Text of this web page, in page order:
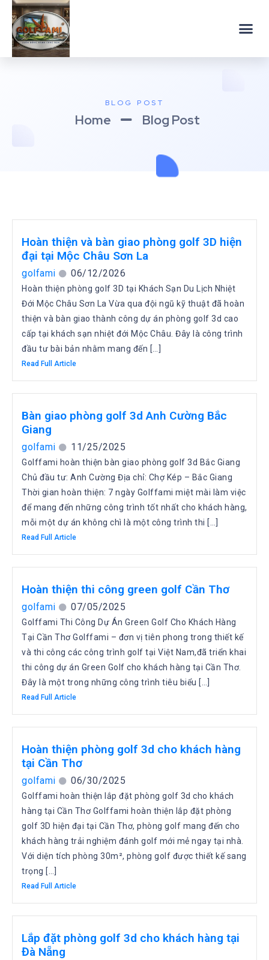
BLOG POST
Home Blog Post
Hoàn thiện và bàn giao phòng golf 3D hiện
đại tại Mộc Châu Sơn La
golfami 06/12/2026
Hoàn thiện phòng golf 3D tại Khách Sạn Du Lịch Nhiệt
Đới Mộc Châu Sơn La Vừa qua đội ngũ kỹ thuật đã hoàn
thiện và bàn giao thành công dự án phòng golf 3d cao
cấp tại khách sạn nhiệt đới Mộc Châu. Đây là công trình
đầu tư bài bản nhằm mang đến […]
Read Full Article
Bàn giao phòng golf 3d Anh Cường Bắc
Giang
golfami 11/25/2025
Golffami hoàn thiện bàn giao phòng golf 3d Bắc Giang
Chủ đầu tư: Anh Cường Địa chỉ: Chợ Kép – Bắc Giang
Thời gian hoàn thiện: 7 ngày Golffami miệt mài làm việc
để mang đến những công trình tốt nhất cho khách hàng,
mỗi một dự án không chì là một công trình thi […]
Read Full Article
Hoàn thiện thi công green golf Cần Thơ
golfami 07/05/2025
Golffami Thi Công Dự Án Green Golf Cho Khách Hàng
Tại Cần Thơ Golffami – đơn vị tiên phong trong thiết kế
và thi công các công trình golf tại Việt Nam,đã triển khai
thi công dự án Green Golf cho khách hàng tại Cần Thơ.
Đây là một trong những công trình tiêu biểu […]
Read Full Article
Hoàn thiện phòng golf 3d cho khách hàng
tại Cần Thơ
golfami 06/30/2025
Golffami hoàn thiện lắp đặt phòng golf 3d cho khách
hàng tại Cần Thơ Golffami hoàn thiện lắp đặt phòng
golf 3D hiện đại tại Cần Thơ, phòng golf mang đến cho
khách hàng trải nghiệm đánh golf mới mẻ ngay tại nhà.
Với diện tích phòng 30m², phòng golf được thiết kế sang
trọng […]
Read Full Article
Lắp đặt phòng golf 3d cho khách hàng tại
Đà Nẵng